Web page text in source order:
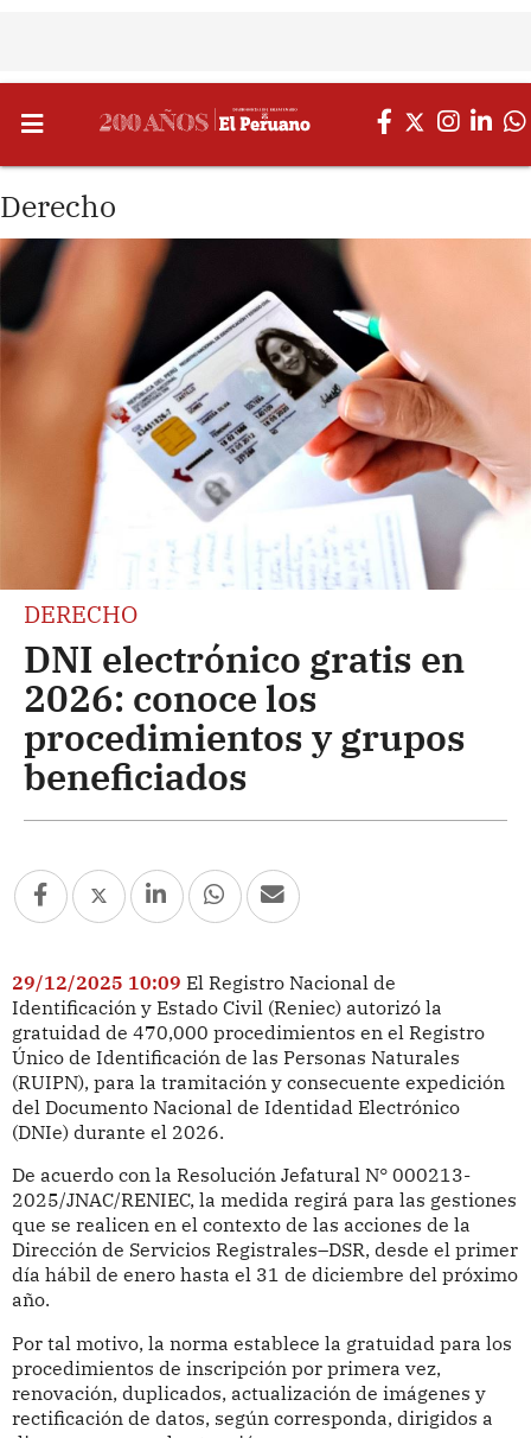
Derecho
DERECHO
DNI electrónico gratis en
2026: conoce los
procedimientos y grupos
beneficiados
29/12/2025 10:09 El Registro Nacional de
Identificación y Estado Civil (Reniec) autorizó la
gratuidad de 470,000 procedimientos en el Registro
Único de Identificación de las Personas Naturales
(RUIPN), para la tramitación y consecuente expedición
del Documento Nacional de Identidad Electrónico
(DNIe) durante el 2026.
De acuerdo con la Resolución Jefatural N°000213-
2025/JNAC/RENIEC, la medida regirá para las gestiones
que se realicen en el contexto de las acciones de la
Dirección de Servicios Registrales–DSR, desde el primer
día hábil de enero hasta el 31 de diciembre del próximo
año.
Por tal motivo, la norma establece la gratuidad para los
procedimientos de inscripción por primera vez,
renovación, duplicados, actualización de imágenes y
rectificación de datos, según corresponda, dirigidos a